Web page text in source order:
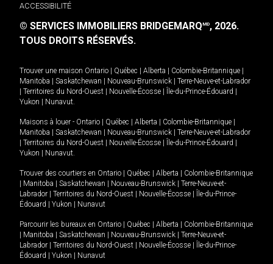
ACCESSIBILITÉ
© SERVICES IMMOBILIERS BRIDGEMARQMD, 2026.
TOUS DROITS RÉSERVÉS.
Trouver une maison Ontario Québec Alberta Colombie-Britannique
Manitoba
Saskatchewan Nouveau-Brunswick
Terre-Neuve-et-Labrador
Territoires du Nord-Ouest Nouvelle-Écosse Île-du-Prince-Édouard
Yukon
Nunavut.
Maisons à louer - Ontario Québec Alberta Colombie-Britannique
Manitoba
Saskatchewan Nouveau-Brunswick
Terre-Neuve-et-Labrador
Territoires du Nord-Ouest Nouvelle-Écosse Île-du-Prince-Édouard
Yukon
Nunavut.
Trouver des courtiers en Ontario Québec Alberta
Colombie-Britannique
Manitoba Saskatchewan Nouveau-Brunswick
Terre-Neuve-et-
Labrador
Territoires du Nord-Ouest Nouvelle-Écosse
Île-du-Prince-
Édouard
Yukon Nunavut
Parcourir les bureaux en Ontario Québec Alberta
Colombie-Britannique
Manitoba Saskatchewan Nouveau-Brunswick
Terre-Neuve-et-
Labrador
Territoires du Nord-Ouest Nouvelle-Écosse
Île-du-Prince-
Édouard
Yukon Nunavut